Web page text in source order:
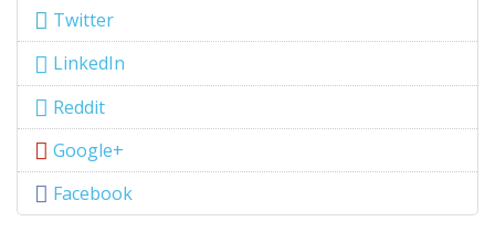
Twitter
LinkedIn
Reddit
Google+
Facebook